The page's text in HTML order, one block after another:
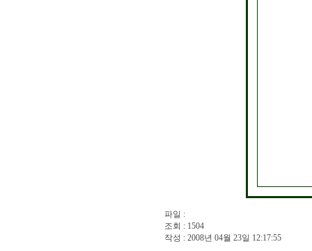
파일 :
조회 : 1504
작성 : 2008년 04월 23일 12:17:55